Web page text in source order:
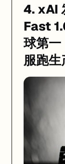
4. xAI
Fast
球第
服跑生